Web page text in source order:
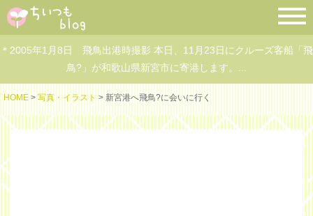
＊2005年1月8日 飛鳥出港時撮影 本日、11月23日にクルーズ客船「飛
鳥?」が和歌山県新宮市に寄港します。...
HOME > 写真・イラスト > 新宮港へ飛鳥?に会いに行く